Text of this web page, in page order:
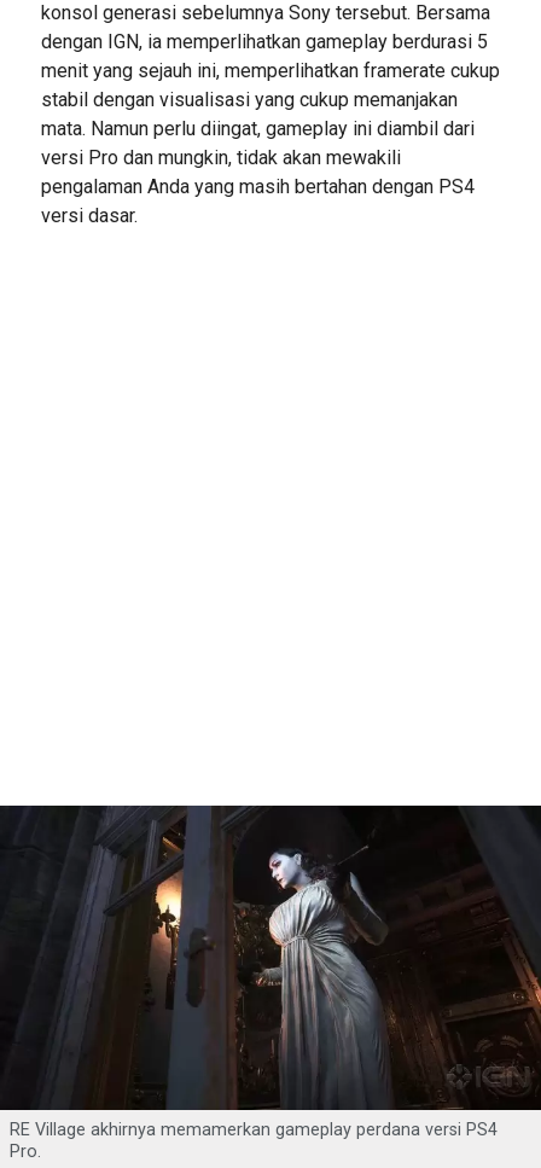
konsol generasi sebelumnya Sony tersebut. Bersama
dengan IGN, ia memperlihatkan gameplay berdurasi 5
menit yang sejauh ini, memperlihatkan framerate cukup
stabil dengan visualisasi yang cukup memanjakan
mata. Namun perlu diingat, gameplay ini diambil dari
versi Pro dan mungkin, tidak akan mewakili
pengalaman Anda yang masih bertahan dengan PS4
versi dasar.
RE Village akhirnya memamerkan gameplay perdana versi PS4
Pro.